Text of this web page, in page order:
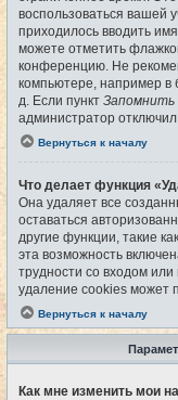
воспользоваться вашей
приходилось вводить
можете отметить
конференцию. Не
компьютере, например в
д. Если пункт Запомнить
администратор
Вернуться к началу
Что делает функция
Она удаляет все
оставаться
другие функции, такие
эта возможность
трудности со входом
удаление cookies может
Вернуться к началу
Как мне изменить мои